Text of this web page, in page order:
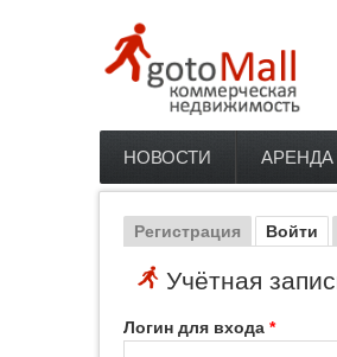
Главное меню
НОВОСТИ
Главные вкладки
Регистрация Войти
Учётная
Логин для входа *